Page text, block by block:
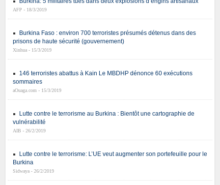
AFP - 18/3/2019
Burkina Faso : environ 700 terroristes présumés détenus dans des
prisons de haute sécurité (gouvernement)
Xinhua - 15/3/2019
146 terroristes abattus à Kain Le MBDHP dénonce 60 exécutions
sommaires
aOuaga.com - 15/3/2019
Lutte contre le terrorisme au Burkina : Bientôt une cartographie de
vulnérabilité
AIB - 26/2/2019
Lutte contre le terrorisme: L’UE veut augmenter son portefeuille pour le
Burkina
Sidwaya - 26/2/2019